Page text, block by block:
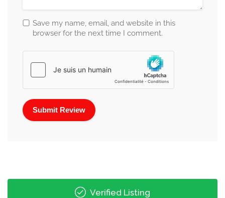
Save my name, email, and website in this
browser for the next time I comment.
Verified Listing